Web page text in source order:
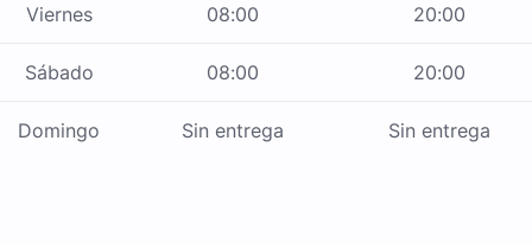
Viernes 08:00 20:00
Sábado 08:00 20:00
Domingo Sin entrega Sin entrega